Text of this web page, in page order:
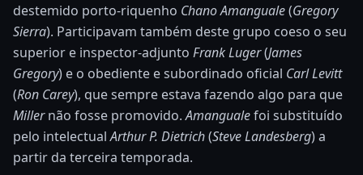
destemido porto-riquenho Chano Amanguale(Gregory
Sierra). Participavam também deste grupo coeso o seu
superior e inspector-adjunto Frank Luger(James
Gregory) e o obediente e subordinado oficial Carl Levitt
(Ron Carey), que sempre estava fazendo algo para que
Millernão fosse promovido.Amangualefoi substituído
pelo intelectualArthur P. Dietrich(Steve Landesberg) a
partir da terceira temporada.